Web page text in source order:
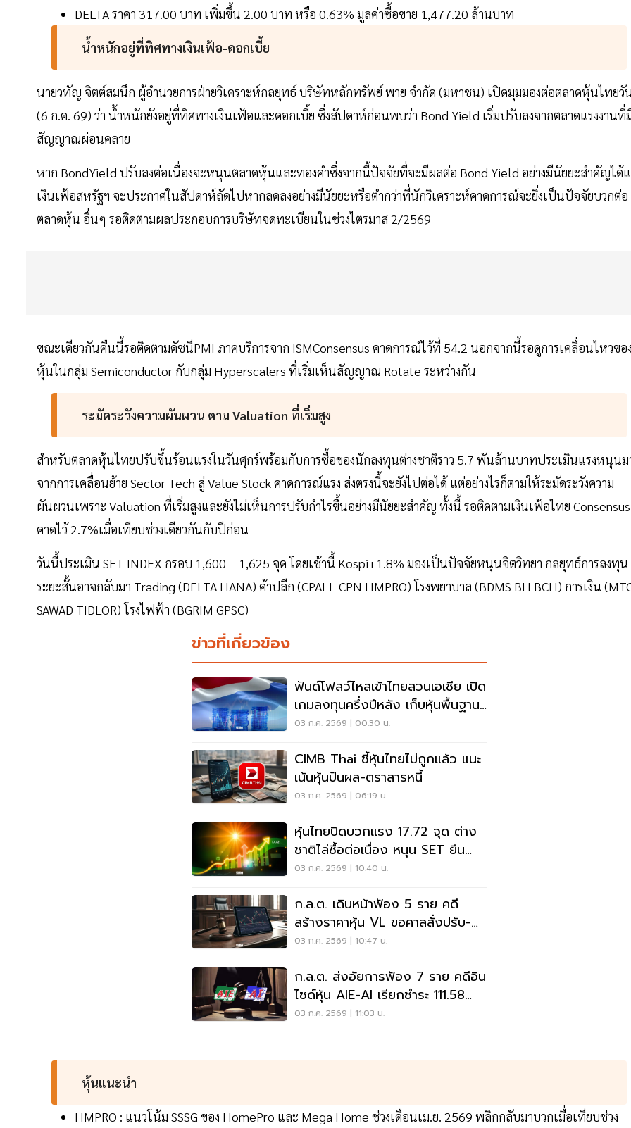
DELTA ราคา 317.00 บาท เพิ่มขึ้น 2.00 บาท หรือ 0.63% มูลค่าซื้อขาย 1,477.20 ล้านบาท
น้ำหนักอยู่ที่ทิศทางเงินเฟ้อ-ดอกเบี้ย
นายวทัญ จิตต์สมนึก ผู้อำนวยการฝ่ายวิเคราะห์กลยุทธ์ บริษัทหลักทรัพย์ พาย จำกัด (มหาชน) เปิดมุมมองต่อตลาดหุ้นไทยวั
(6 ก.ค. 69) ว่า น้ำหนักยังอยู่ที่ทิศทางเงินเฟ้อและดอกเบี้ย ซึ่งสัปดาห์ก่อนพบว่า Bond Yield เริ่มปรับลงจากตลาดแรงงานที่
สัญญาณผ่อนคลาย
หาก BondYield ปรับลงต่อเนื่องจะหนุนตลาดหุ้นและทองคำซึ่งจากนี้ปัจจัยที่จะมีผลต่อ Bond Yield อย่างมีนัยยะสำคัญได้
เงินเฟ้อสหรัฐฯ จะประกาศในสัปดาห์ถัดไปหากลดลงอย่างมีนัยยะหรือต่ำกว่าที่นักวิเคราะห์คาดการณ์จะยิ่งเป็นปัจจัยบวกต่อ
ตลาดหุ้น อื่นๆ รอติดตามผลประกอบการบริษัทจดทะเบียนในช่วงไตรมาส 2/2569
ขณะเดียวกันคืนนี้รอติดตามดัชนีPMI ภาคบริการจาก ISMConsensus คาดการณ์ไว้ที่ 54.2 นอกจากนี้รอดูการเคลื่อนไหวขอ
หุ้นในกลุ่ม Semiconductor กับกลุ่ม Hyperscalers ที่เริ่มเห็นสัญญาณ Rotate ระหว่างกัน
ระมัดระวังความผันผวน ตาม Valuation ที่เริ่มสูง
สำหรับตลาดหุ้นไทยปรับขึ้นร้อนแรงในวันศุกร์พร้อมกับการซื้อของนักลงทุนต่างชาติราว 5.7 พันล้านบาทประเมินแรงหนุนม
จากการเคลื่อนย้าย Sector Tech สู่ Value Stock คาดการณ์แรง ส่งตรงนี้จะยังไปต่อได้ แต่อย่างไรก็ตามให้ระมัดระวังความ
ผันผวนเพราะ Valuation ที่เริ่มสูงและยังไม่เห็นการปรับกำไรขึ้นอย่างมีนัยยะสำคัญ ทั้งนี้ รอติดตามเงินเฟ้อไทย Consensus
คาดไว้ 2.7%เมื่อเทียบช่วงเดียวกันกับปีก่อน
วันนี้ประเมิน SET INDEX กรอบ 1,600 – 1,625 จุด โดยเช้านี้ Kospi+1.8% มองเป็นปัจจัยหนุนจิตวิทยา กลยุทธ์การลงทุน
ระยะสั้นอาจกลับมา Trading (DELTA HANA) ค้าปลีก (CPALL CPN HMPRO) โรงพยาบาล (BDMS BH BCH) การเงิน
SAWAD TIDLOR) โรงไฟฟ้า (BGRIM GPSC)
ข่าวที่เกี่ยวข้อง
ฟันด์โฟลว์ไหลเข้าไทยสวนเอเชีย เปิด
เกมลงทุนครึ่งปีหลัง เก็บหุ้นพื้นฐาน
แกร่ง
03 ก.ค. 2569 | 00:30 น.
CIMB Thai ชี้หุ้นไทยไม่ถูกแล้ว แนะ
เน้นหุ้นปันผล-ตราสารหนี้
03 ก.ค. 2569 | 06:19 น.
หุ้นไทยปิดบวกแรง 17.72 จุด ต่าง
ชาติไล่ซื้อต่อเนื่อง หนุน SET ยืน
เหนือ 1,611.28 จุด
03 ก.ค. 2569 | 10:40 น.
ก.ล.ต. เดินหน้าฟ้อง 5 ราย คดี
สร้างราคาหุ้น VL ขอศาลสั่งปรับ-
แบนซื้อขายขั้นสูงสุด
03 ก.ค. 2569 | 10:47 น.
ก.ล.ต. ส่งอัยการฟ้อง 7 ราย คดีอิน
ไซด์หุ้น AIE-AI เรียกชำระ 111.58
ล้าน
03 ก.ค. 2569 | 11:03 น.
หุ้นแนะนำ
HMPRO : แนวโน้ม SSSG ของ HomePro และ Mega Home ช่วงเดือนเม.ย. 2569 พลิกกลับมาบวกเมื่อเทียบช่วง